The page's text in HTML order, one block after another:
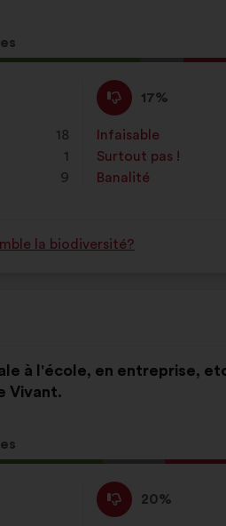
18
1
9
Pas
d'accord
:
17%
Cette
proposition
a
été
qualifiée
Infaisable
fois
Surtout pas !
:fois
Banalité
:fois
la biodiversité?
à l'école, en entreprise,
Vivant.
Pas
d'accord
20%
Cette
proposition